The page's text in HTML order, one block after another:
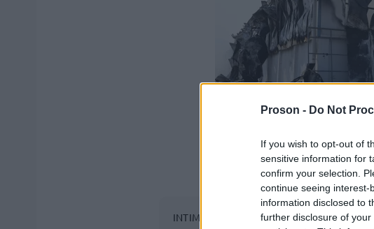
Proson - Do Not
If you wish to opt-out of
sensitive information for
confirm your selection.
continue seeing
information disclosed to
further disclosure of your
INTIME NEWS / ΛΙΑΚΟΣ ΓΙΑΝΝΗΣ